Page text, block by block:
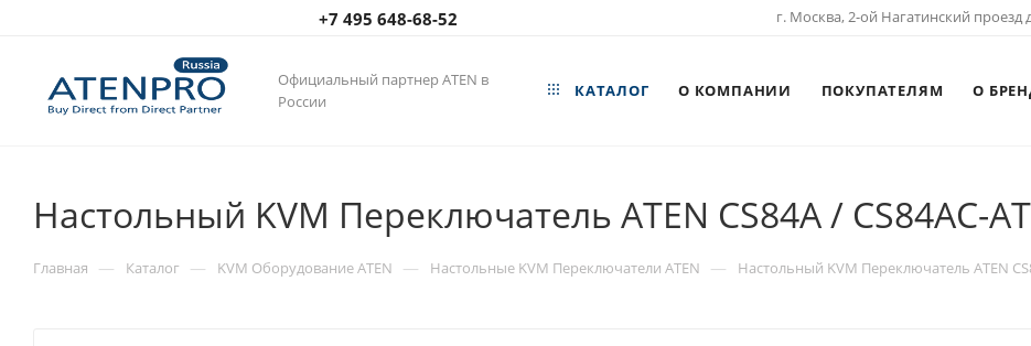
+7 495 648-68-52 г. Москва, 2-ой Нагатинский проезд
Официальный партнер ATEN в
России
КАТАЛОГ О КОМПАНИИ ПОКУПАТЕЛЯМ О
Настольный KVM Переключатель ATEN CS84A / CS84AC-AT
Главная — Каталог — KVM Оборудование ATEN — Настольные KVM Переключатели ATEN — Настольный KVM Переключатель ATEN